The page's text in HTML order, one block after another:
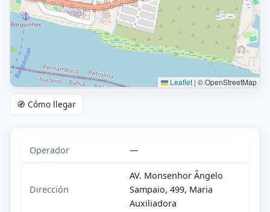
Leaflet | © OpenStreetMap
🧭 Cómo llegar
Operador —
Dirección
AV. Monsenhor Ângelo
Sampaio, 499, Maria
Auxiliadora